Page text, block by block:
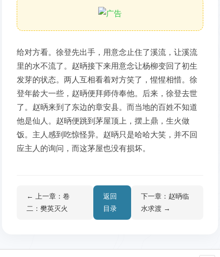
给对方看。徐登先出手，用意念止住了溪流，让溪流
里的水不流了。赵昞接下来用意念让杨柳变回了初生
发芽的状态。两人互相看着对方笑了，惺惺相惜。徐
登年龄大一些，赵昞便拜师侍奉他。后来，徐登去世
了。赵昞来到了东边的章安县。而当地的百姓不知道
他是仙人。赵昞便跳到茅屋顶上，摆上鼎，生火做
饭。主人感到吃惊怪异。赵昞只是哈哈大笑，并不回
应主人的询问，而这茅屋也没有损坏。
← 上一章：卷
二：樊英灭火
返回
目录
下一章：赵昞临
水求渡 →